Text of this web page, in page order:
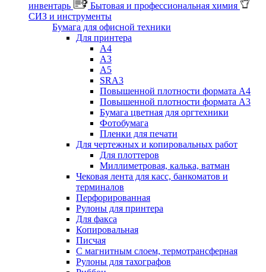
инвентарь
Бытовая и профессиональная химия
СИЗ и инструменты
Бумага для офисной техники
Для принтера
А4
А3
А5
SRA3
Повышенной плотности формата А4
Повышенной плотности формата А3
Бумага цветная для оргтехники
Фотобумага
Пленки для печати
Для чертежных и копировальных работ
Для плоттеров
Миллиметровая, калька, ватман
Чековая лента для касс, банкоматов и
терминалов
Перфорированная
Рулоны для принтера
Для факса
Копировальная
Писчая
С магнитным слоем, термотрансферная
Рулоны для тахографов